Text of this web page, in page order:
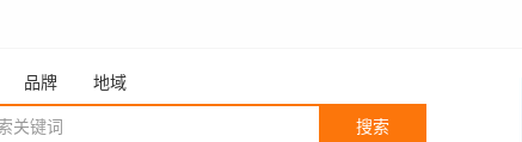
品牌 地域
搜索